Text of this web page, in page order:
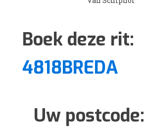
Boek deze rit:
4818BREDA
Uw postcode: